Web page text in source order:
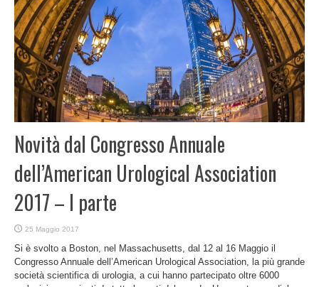
Novità dal Congresso Annuale
dell’American Urological Association
2017 – I parte
25 Maggio 2017
Si è svolto a Boston, nel Massachusetts, dal 12 al 16 Maggio il
Congresso Annuale dell’American Urological Association, la più grande
società scientifica di urologia, a cui hanno partecipato oltre 6000